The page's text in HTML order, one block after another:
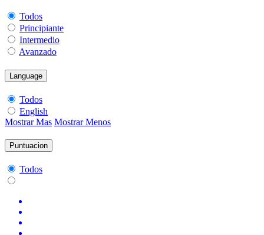
Todos
Principiante
Intermedio
Avanzado
Language
Todos
English
Mostrar Mas Mostrar Menos
Puntuacion
Todos